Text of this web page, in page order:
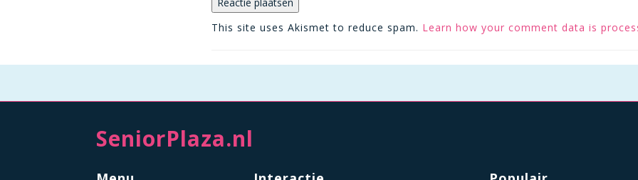
This site uses Akismet to reduce spam. Learn how your comment data is
SeniorPlaza.nl